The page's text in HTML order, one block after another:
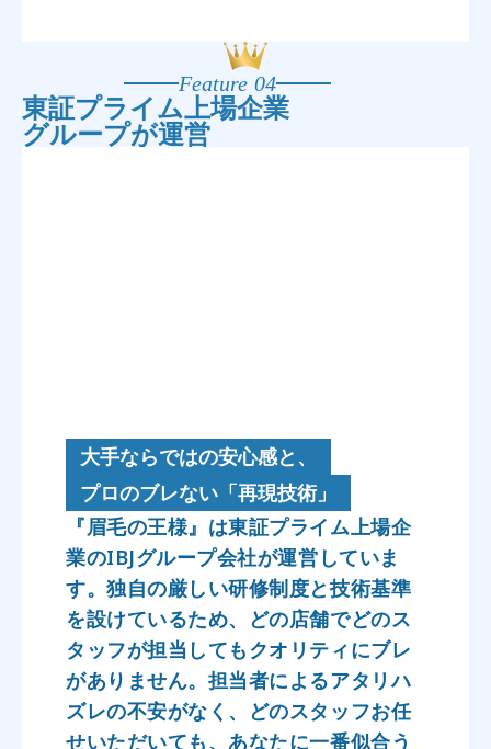
Feature 04
東証プライム上場企業
グループが運営
大手ならではの安心感と、
プロのブレない「再現技術」
『眉毛の王様』は東証プライム上場企
業のIBJグループ会社が運営していま
す。独自の厳しい研修制度と技術基準
を設けているため、どの店舗でどのス
タッフが担当してもクオリティにブレ
がありません。担当者によるアタリハ
ズレの不安がなく、どのスタッフお任
せいただいても、あなたに一番似合う